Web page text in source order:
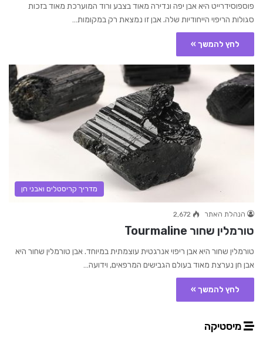
פוספוסידרייט היא אבן יפה ונדירה מאוד בצבע ורוד המוערכת מאוד בזכות
סגולות הריפוי הייחודיות שלה. אבן זו נמצאת רק במקומות…
לחץ להמשך »
מדריך קריסטלים ואבני חן
הנהלת האתר 2,672
טורמלין שחור Tourmaline
טורמלין שחור היא אבן ריפוי אנרגטית עוצמתית במיוחד. אבן טורמלין שחור היא
אבן חן נערצת מאוד בעולם הגבישים המרפאים, וידועה…
לחץ להמשך »
מיסטיקה